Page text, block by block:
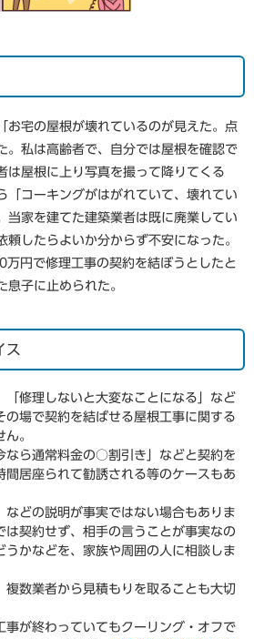
お宅の屋根が壊れているのが見えた。点
。私は高齢者で、自分では屋根を確認で
は屋根に上り写真を撮って降りてくる
「コーキングがはがれていて、壊れてい
当家を建てた建築業者は既に廃業してい
頼したらよいか分からず不安になった。
円で修理工事の契約を結ぼうとしたと
息子に止められた。
ス
「修理しないと大変なことになる」など
の場で契約を結ばせる屋根工事に関する
。
なら通常料金の○割引き」などと契約を
間居座られて勧誘される等のケースもあ
などの説明が事実ではない場合もありま
は契約せず、相手の言うことが事実なの
うかなどを、家族や周囲の人に相談しま
複数業者から見積もりを取ることも大切
事が終わっていてもクーリング・オフで